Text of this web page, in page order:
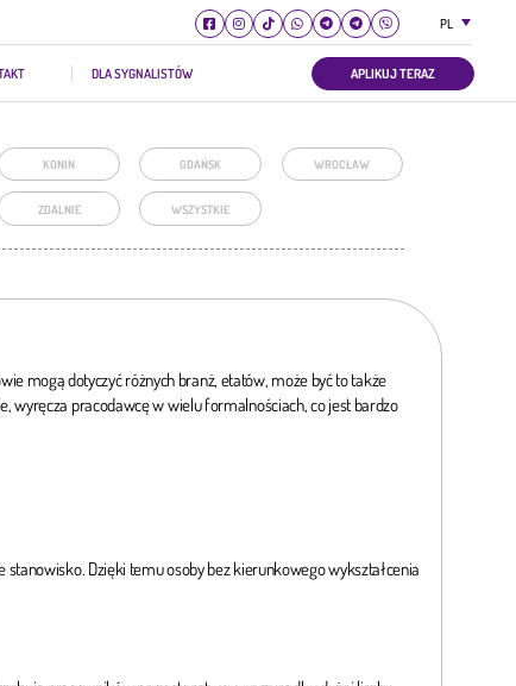
PL
DLA SYGNALISTÓW APLIKUJ TERAZ
KONIN GDAŃSK WROCŁAW
ZDALNIE WSZYSTKIE
mogą dotyczyć różnych branż, etatów, może być to także
wyręcza pracodawcę w wielu formalnościach, co jest bardzo
Dzięki temu osoby bez kierunkowego wykształcenia